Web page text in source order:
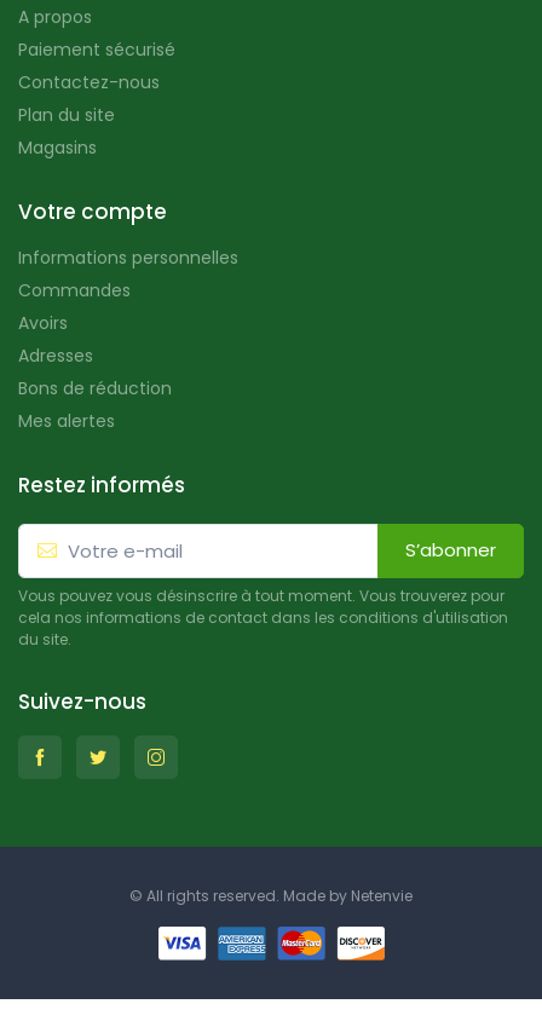
A propos
Paiement sécurisé
Contactez-nous
Plan du site
Magasins
Votre compte
Informations personnelles
Commandes
Avoirs
Adresses
Bons de réduction
Mes alertes
Restez informés
S’abonner
Vous pouvez vous désinscrire à tout moment. Vous trouverez pour
cela nos informations de contact dans les conditions d'utilisation
du site.
Suivez-nous
© All rights reserved. Made by Netenvie